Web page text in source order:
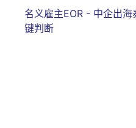
名义雇主EOR - 中企出
键判断